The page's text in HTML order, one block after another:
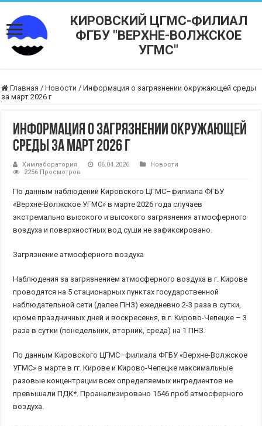
КИРОВСКИЙ ЦГМС-ФИЛИАЛ
ФГБУ "ВЕРХНЕ-ВОЛЖСКОЕ
УГМС"
Главная / Новости / Информация о загрязнении окружающей среды
за март 2026 г
Информация о загрязнении окружающей
среды за март 2026 г
Химлаборатория 06.04.2026
Новости
2256 Просмотров
По данным наблюдений Кировского ЦГМС–филиала ФГБУ
«Верхне-Волжское УГМС» в марте 2026 года случаев
экстремально высокого и высокого загрязнения атмосферного
воздуха и поверхностных вод суши не зафиксировано.
Загрязнение атмосферного воздуха
Наблюдения за загрязнением атмосферного воздуха в г. Кирове
проводятся на 5 стационарных пунктах государственной
наблюдательной сети (далее ПНЗ) ежедневно 2-3 раза в сутки,
кроме праздничных дней и воскресенья, в г. Кирово-Чепецке – 3
раза в сутки (понедельник, вторник, среда) на 1 ПНЗ.
По данным Кировского ЦГМС–филиала ФГБУ «Верхне-Волжское
УГМС» в марте в гг. Кирове и Кирово-Чепецке максимальные
разовые концентрации всех определяемых ингредиентов не
превышали ПДК*. Проанализировано 1546 проб атмосферного
воздуха.